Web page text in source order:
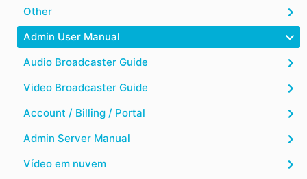
Other
Admin User Manual
Audio Broadcaster Guide
Video Broadcaster Guide
Account / Billing / Portal
Admin Server Manual
Vídeo em nuvem